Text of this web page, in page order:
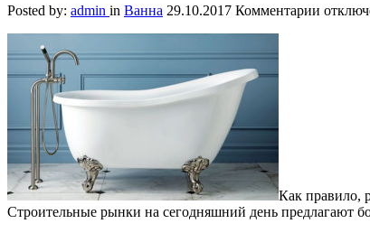
Posted by: admin in Ванна 29.10.2017 Комментарии к
Как правило,
Строительные рынки на сегодняшний день предлагают